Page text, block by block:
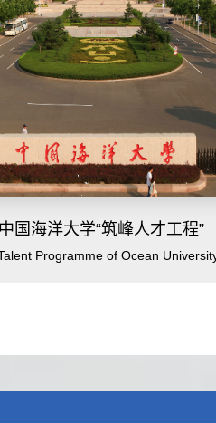
中国海洋大学“筑峰人才工程”
Programme of Ocean